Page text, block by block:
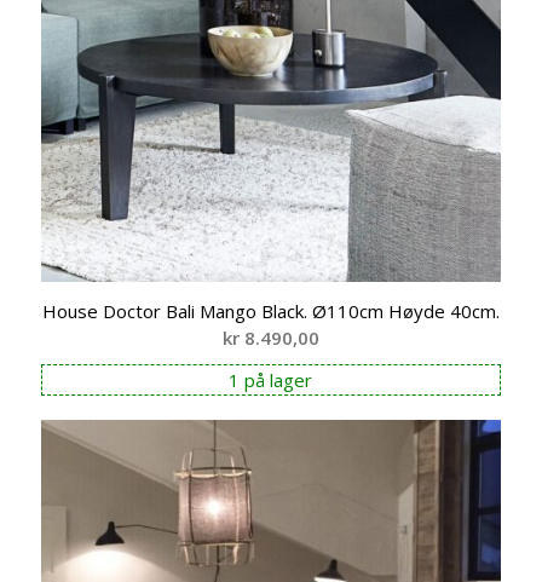
House Doctor Bali Mango Black. Ø110cm Høyde 40cm.
kr8.490,00
1 på lager